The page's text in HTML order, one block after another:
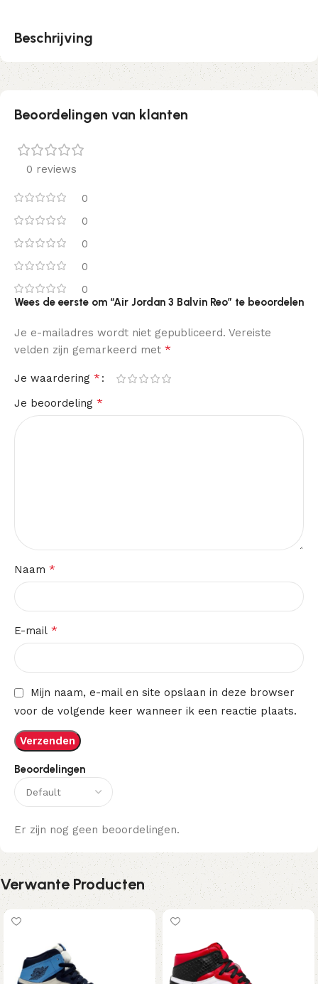
Beschrijving
Beoordelingen van klanten
0 reviews
0
0
0
0
0
Beoordelingen
Er zijn nog geen beoordelingen.
Wees de eerste om “Air Jordan 3 Balvin Reo” te beoordelen
Je e-mailadres wordt niet gepubliceerd. Vereiste
velden zijn gemarkeerd met *
Je waardering *
Je beoordeling *
Naam *
E-mail *
Mijn naam, e-mail en site opslaan in deze browser
voor de volgende keer wanneer ik een reactie plaats.
Verwante Producten